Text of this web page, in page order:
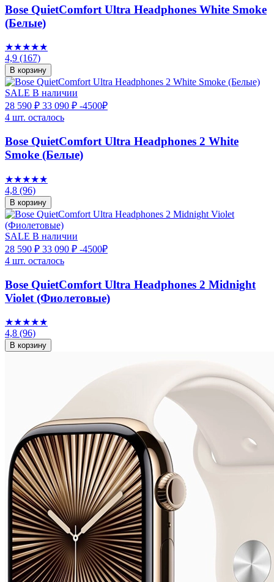
Bose QuietComfort Ultra Headphones White Smoke
(Белые)
★★★★★
4,9 (167)
В корзину
SALE В наличии
28 590 ₽ 33 090 ₽ -4500₽
4 шт. осталось
Bose QuietComfort Ultra Headphones 2 White
Smoke (Белые)
★★★★★
4,8 (96)
В корзину
SALE В наличии
28 590 ₽ 33 090 ₽ -4500₽
4 шт. осталось
Bose QuietComfort Ultra Headphones 2 Midnight
Violet (Фиолетовые)
★★★★★
4,8 (96)
В корзину